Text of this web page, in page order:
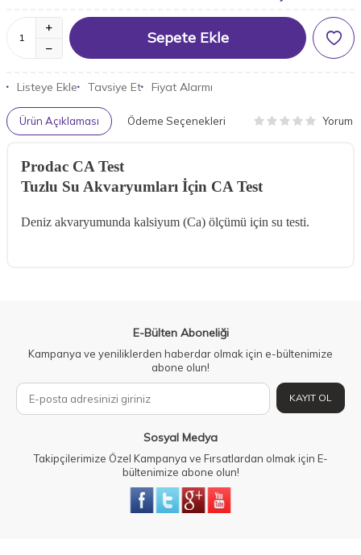
Sepete Ekle
Listeye Ekle Tavsiye Et Fiyat Alarmı
Ürün Açıklaması Ödeme Seçenekleri Yorum
Prodac CA Test
Tuzlu Su Akvaryumları İçin CA Test
Deniz akvaryumunda kalsiyum (Ca) ölçümü için su testi.
E-Bülten Aboneliği
Kampanya ve yeniliklerden haberdar olmak için e-bültenimize
abone olun!
KAYIT OL
Sosyal Medya
Takipçilerimize Özel Kampanya ve Fırsatlardan olmak için E-
bültenimize abone olun!